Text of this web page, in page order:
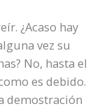
¿Acaso hay
vez su
No, hasta el
es debido.
demostración